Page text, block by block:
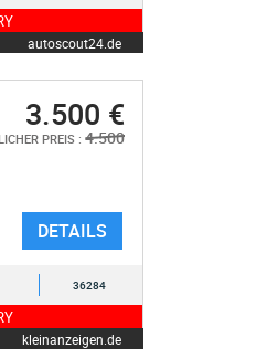
autoscout24.de
3.500 €
PREIS : 4.500
DETAILS
36284
kleinanzeigen.de